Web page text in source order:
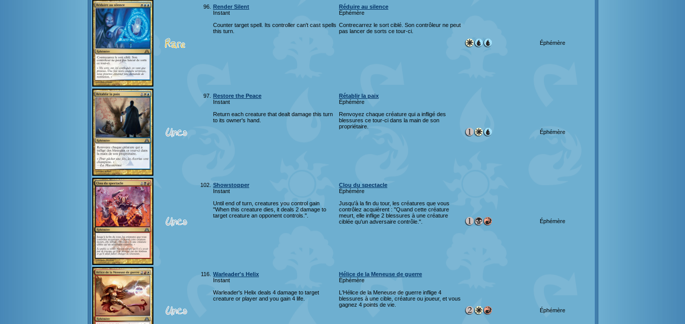
96. Render Silent
Instant
Counter target spell. Its controller can't cast spells
this turn.
Réduire au silence
Éphémère
Contrecarrez le sort ciblé. Son contrôleur ne peut
pas lancer de sorts ce tour-ci.
Éphémère
97. Restore the Peace
Instant
Return each creature that dealt damage this turn
to its owner's hand.
Rétablir la paix
Éphémère
Renvoyez chaque créature qui a infligé des
blessures ce tour-ci dans la main de son
propriétaire.
Éphémère
102. Showstopper
Instant
Until end of turn, creatures you control gain
"When this creature dies, it deals 2 damage to
target creature an opponent controls.".
Clou du spectacle
Éphémère
Jusqu'à la fin du tour, les créatures que vous
contrôlez acquièrent : "Quand cette créature
meurt, elle inflige 2 blessures à une créature
ciblée qu'un adversaire contrôle.".
Éphémère
116. Warleader's Helix
Instant
Warleader's Helix deals 4 damage to target
creature or player and you gain 4 life.
Hélice de la Meneuse de guerre
Éphémère
L'Hélice de la Meneuse de guerre inflige 4
blessures à une cible, créature ou joueur, et vous
gagnez 4 points de vie.
Éphémère